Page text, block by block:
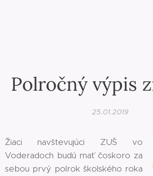
Polročný výpis
25.01.2019
Žiaci navštevujúci ZUŠ vo
Voderadoch budú mať čoskoro za
sebou prvý polrok školského roka